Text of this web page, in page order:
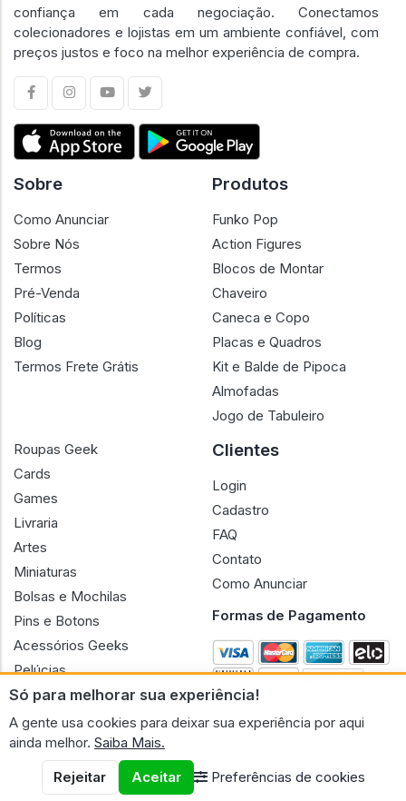
Só para melhorar sua experiência!
A gente usa cookies para deixar sua experiência por aqui
ainda melhor. Saiba Mais.
Rejeitar
Aceitar Preferências de cookies
confiança em cada negociação. Conectamos
colecionadores e lojistas em um ambiente confiável, com
preços justos e foco na melhor experiência de compra.
Sobre
Como Anunciar
Sobre Nós
Termos
Pré-Venda
Políticas
Blog
Termos Frete Grátis
Produtos
Funko Pop
Action Figures
Blocos de Montar
Chaveiro
Caneca e Copo
Placas e Quadros
Kit e Balde de Pipoca
Almofadas
Jogo de Tabuleiro
Roupas Geek
Cards
Games
Livraria
Artes
Miniaturas
Bolsas e Mochilas
Pins e Botons
Acessórios Geeks
Pelúcias
Bonecas
Clientes
Login
Cadastro
FAQ
Contato
Como Anunciar
Formas de Pagamento